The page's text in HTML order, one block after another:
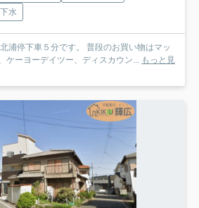
水
浦停下車５分です。 普段のお買い物はマッ
ケーヨーデイツー、ディスカウン... もっと見